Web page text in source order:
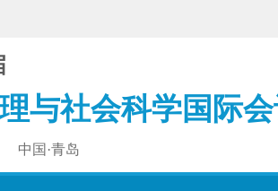
与社会科学国际
中国·青岛